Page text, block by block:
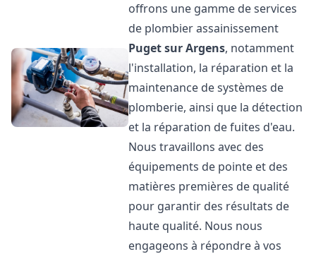
offrons une gamme de services
de plombier assainissement
Puget sur Argens, notamment
l'installation, la réparation et la
maintenance de systèmes de
plomberie, ainsi que la détection
et la réparation de fuites d'eau.
Nous travaillons avec des
équipements de pointe et des
matières premières de qualité
pour garantir des résultats de
haute qualité. Nous nous
engageons à répondre à vos